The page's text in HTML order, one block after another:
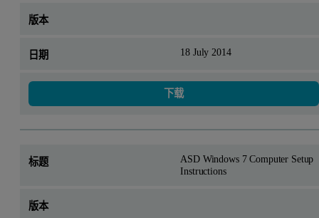
18 July 2014
下载
ASD Windows 7 Computer Setup
Instructions